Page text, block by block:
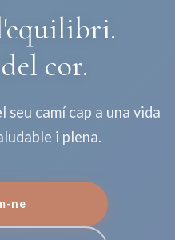
cor.
seu camí cap a una vida
i plena.
ne